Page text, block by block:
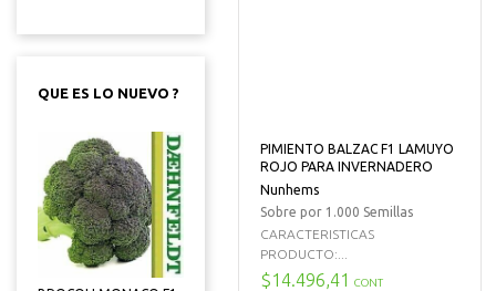
QUE ES LO NUEVO ?
PIMIENTO BALZAC F1 LAMUYO
ROJO PARA INVERNADERO
Nunhems
Sobre por 1.000 Semillas
CARACTERISTICAS
PRODUCTO:...
$14.496,41 CONT